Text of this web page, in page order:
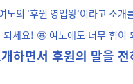
노의 '후원 영업왕'이라고 소개
되세요! 🤩 여노에도 너무 힘이
하면서 후원의 말을 전